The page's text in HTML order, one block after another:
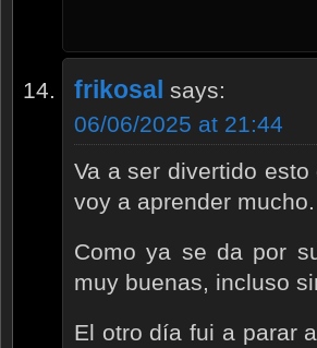
frikosal says:
06/06/2025 at 21:44
Va a ser divertido
voy a aprender
Como ya se da por
muy buenas, incluso
El otro día fui a parar